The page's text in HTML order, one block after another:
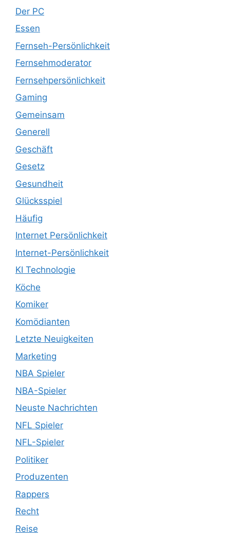
Der PC
Essen
Fernseh-Persönlichkeit
Fernsehmoderator
Fernsehpersönlichkeit
Gaming
Gemeinsam
Generell
Geschäft
Gesetz
Gesundheit
Glücksspiel
Häufig
Internet Persönlichkeit
Internet-Persönlichkeit
KI Technologie
Köche
Komiker
Komödianten
Letzte Neuigkeiten
Marketing
NBA Spieler
NBA-Spieler
Neuste Nachrichten
NFL Spieler
NFL-Spieler
Politiker
Produzenten
Rappers
Recht
Reise